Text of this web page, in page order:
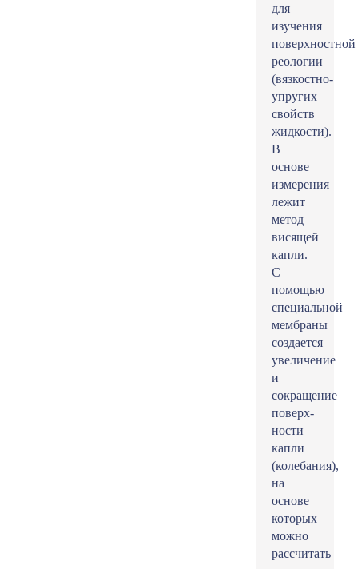
для
изучения
поверхностной
реологии
(вязкостно-
упругих
свойств
жидкости).
В
основе
измерения
лежит
метод
висящей
капли.
С
помощью
специальной
мембраны
создается
увеличение
и
сокращение
поверх­
ности
капли
(колебания),
на
основе
которых
можно
рассчитать